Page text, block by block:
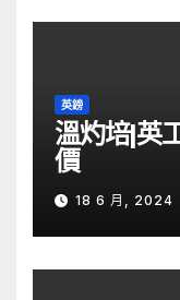
英鎊
溫灼培|英
價
18 6 月, 2024